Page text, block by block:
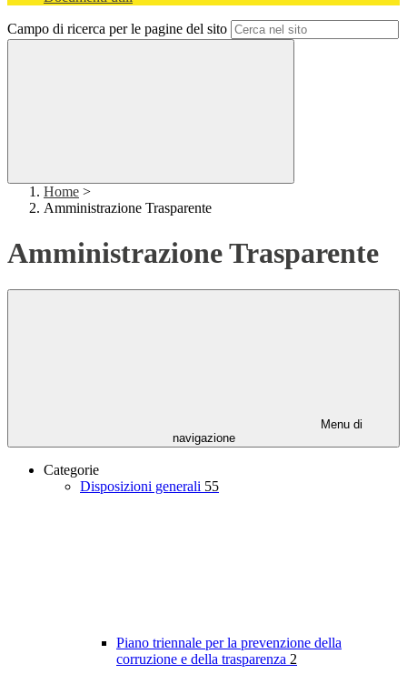
Campo di ricerca per le pagine del sito
Home >
Amministrazione Trasparente
Amministrazione Trasparente
Menu di
navigazione
Categorie
Disposizioni generali 55
Piano triennale per la prevenzione della
corruzione e della trasparenza 2